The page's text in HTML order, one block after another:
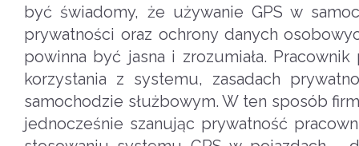
być świadomy, że używanie GPS w
prywatności oraz ochrony danych
powinna być jasna i zrozumiała.
korzystania z systemu, zasadach
samochodzie służbowym. W ten sposób
jednocześnie szanując prywatność